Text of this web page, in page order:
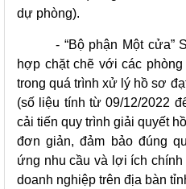
dự phòng).
- “Bộ phận Một cửa”
hợp chặt chẽ với các
trong quá trình xử lý hồ sơ
(số liệu tính từ 09/12/2022
cải tiến quy trình giải quyết
đơn giản, đảm bảo đúng
ứng nhu cầu và lợi ích
doanh nghiệp trên địa bàn